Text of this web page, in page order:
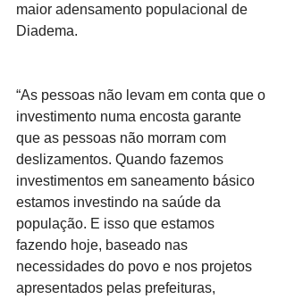
maior adensamento populacional de
Diadema.
“As pessoas não levam em conta que o
investimento numa encosta garante
que as pessoas não morram com
deslizamentos. Quando fazemos
investimentos em saneamento básico
estamos investindo na saúde da
população. E isso que estamos
fazendo hoje, baseado nas
necessidades do povo e nos projetos
apresentados pelas prefeituras,